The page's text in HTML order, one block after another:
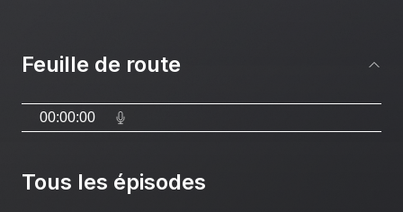
Feuille de route
00:00:00
Tous les épisodes